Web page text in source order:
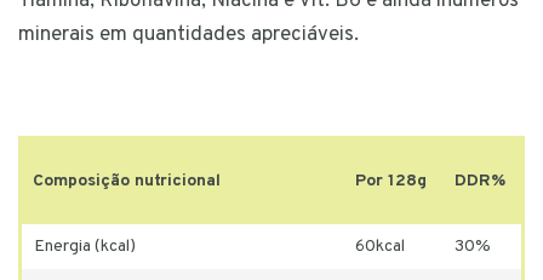
minerais em quantidades apreciáveis.
Composição nutricional Por 128g DDR%
Energia (kcal) 60kcal 30%